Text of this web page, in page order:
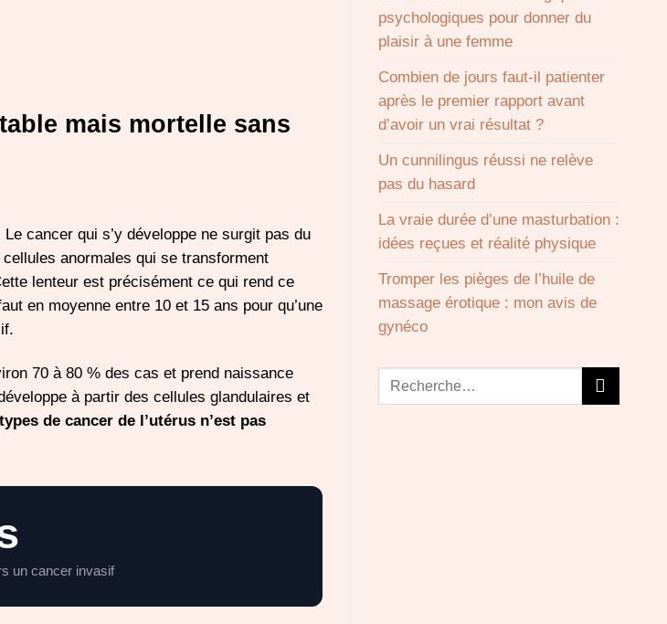
mais mortelle sans
cancer qui s’y développe ne surgit pas du
anormales qui se transforment
lenteur est précisément ce qui rend ce
en moyenne entre 10 et 15 ans pour qu’une
70 à 80 % des cas et prend naissance
à partir des cellules glandulaires et
de cancer de l’utérus n’est pas
un cancer invasif
psychologiques pour donner du
plaisir à une femme
Combien de jours faut-il patienter
après le premier rapport avant
d’avoir un vrai résultat ?
Un cunnilingus réussi ne relève
pas du hasard
La vraie durée d’une masturbation :
idées reçues et réalité physique
Tromper les pièges de l’huile de
massage érotique : mon avis de
gynéco